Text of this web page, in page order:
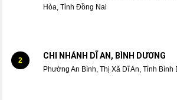
Hòa, Tỉnh Đồng Nai
2 CHI NHÁNH DĨ AN, BÌNH DƯƠNG
Phường An Bình, Thị Xã Dĩ An, Tỉnh Bình